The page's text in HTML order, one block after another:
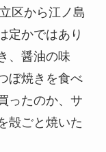
区から江ノ島
定かではあり
、醤油の味
ぼ焼きを食べ
ったのか、サ
殻ごと焼いた